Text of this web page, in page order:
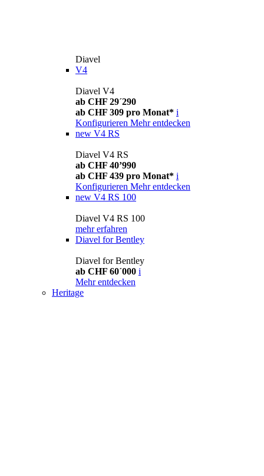
Diavel
V4
Diavel V4
ab CHF 29´290
ab CHF 309 pro Monat* i
Konfigurieren Mehr entdecken
new V4 RS
Diavel V4 RS
ab CHF 40’990
ab CHF 439 pro Monat* i
Konfigurieren Mehr entdecken
new V4 RS 100
Diavel V4 RS 100
mehr erfahren
Diavel for Bentley
Diavel for Bentley
ab CHF 60´000 i
Mehr entdecken
Heritage